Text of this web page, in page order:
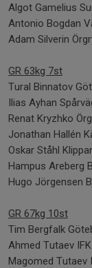
Algot Gamelius
Antonio Bogdan
Adam Silverin
GR 63kg 7st
Tural Binnatov
Ilias Ayhan
Renat Kryzhko
Jonathan Hallén
Oskar Ståhl
Hampus Areberg
Hugo Jörgensen
GR 67kg 10st
Tim Bergfalk
Ahmed Tutaev
Magomed Tutaev